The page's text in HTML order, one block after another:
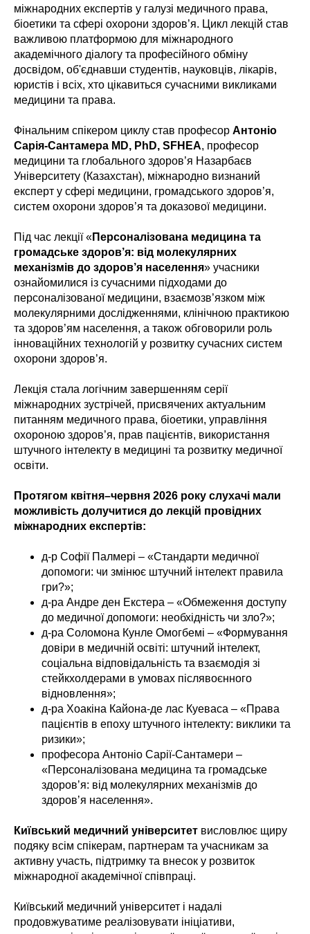
міжнародних експертів у галузі медичного права,
біоетики та сфері охорони здоров’я. Цикл лекцій став
важливою платформою для міжнародного
академічного діалогу та професійного обміну
досвідом, об'єднавши студентів, науковців, лікарів,
юристів і всіх, хто цікавиться сучасними викликами
медицини та права.
Фінальним спікером циклу став професор Антоніо
Сарія-Сантамера MD, PhD, SFHEA, професор
медицини та глобального здоров’я Назарбаєв
Університету (Казахстан), міжнародно визнаний
експерт у сфері медицини, громадського здоров’я,
систем охорони здоров’я та доказової медицини.
Під час лекції «Персоналізована медицина та
громадське здоров’я: від молекулярних
механізмів до здоров’я населення» учасники
ознайомилися із сучасними підходами до
персоналізованої медицини, взаємозв’язком між
молекулярними дослідженнями, клінічною практикою
та здоров’ям населення, а також обговорили роль
інноваційних технологій у розвитку сучасних систем
охорони здоров’я.
Лекція стала логічним завершенням серії
міжнародних зустрічей, присвячених актуальним
питанням медичного права, біоетики, управління
охороною здоров’я, прав пацієнтів, використання
штучного інтелекту в медицині та розвитку медичної
освіти.
Протягом квітня–червня 2026 року слухачі мали
можливість долучитися до лекцій провідних
міжнародних експертів:
д-р Софії Палмері – «Стандарти медичної
допомоги: чи змінює штучний інтелект правила
гри?»;
д-ра Андре ден Екстера – «Обмеження доступу
до медичної допомоги: необхідність чи зло?»;
д-ра Соломона Кунле Омогбемі – «Формування
довіри в медичній освіті: штучний інтелект,
соціальна відповідальність та взаємодія зі
стейкхолдерами в умовах післявоєнного
відновлення»;
д-ра Хоакіна Кайона-де лас Куеваса – «Права
пацієнтів в епоху штучного інтелекту: виклики та
ризики»;
професора Антоніо Сарії-Сантамери –
«Персоналізована медицина та громадське
здоровʼя: від молекулярних механізмів до
здоровʼя населення».
Київський медичний університет висловлює щиру
подяку всім спікерам, партнерам та учасникам за
активну участь, підтримку та внесок у розвиток
міжнародної академічної співпраці.
Київський медичний університет і надалі
продовжуватиме реалізовувати ініціативи,